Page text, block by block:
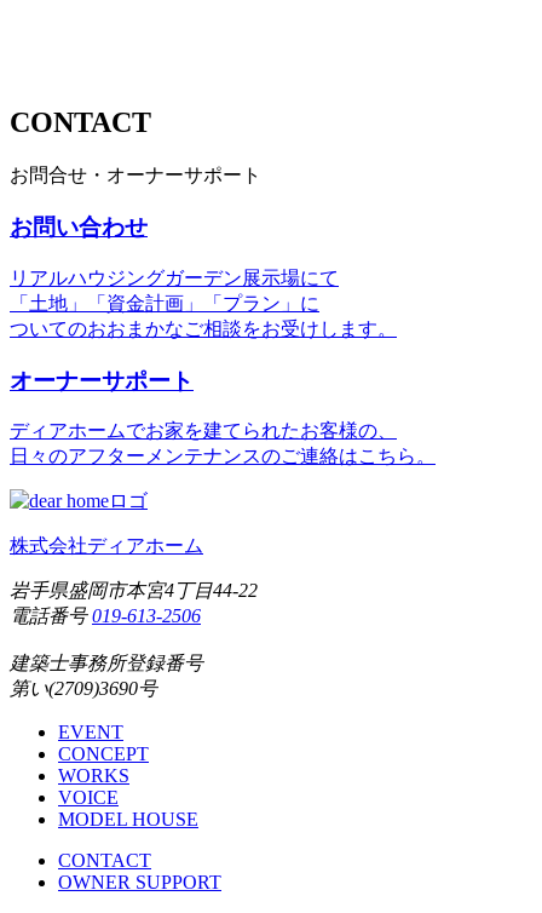
CONTACT
お問合せ・オーナーサポート
お問い合わせ
リアルハウジングガーデン展示場にて
「土地」「資金計画」「プラン」に
ついてのおおまかなご相談をお受けします。
オーナーサポート
ディアホームでお家を建てられたお客様の、
日々のアフターメンテナンスのご連絡はこちら。
株式会社ディアホーム
岩手県盛岡市本宮4丁目44-22
電話番号019-613-2506
建築士事務所登録番号
第い(2709)3690号
EVENT
CONCEPT
WORKS
VOICE
MODEL HOUSE
CONTACT
OWNER SUPPORT